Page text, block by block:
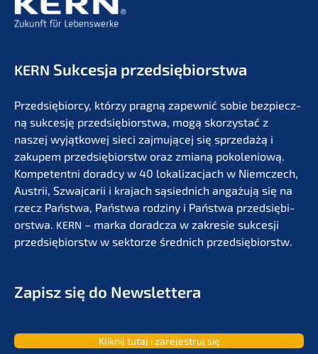
KERN Sukces­ja przedsiębiorstwa
Przedsię­bi­or­cy, którzy pragną zapew­nić sobie bezpiecz­
ną sukces­ję przedsię­bi­orst­wa, mogą skorzystać z
naszej wyjąt­ko­wej sieci zajmu­jącej się sprze­dażą i
zakupem przedsię­bi­orstw oraz zmianą pokolenio­wą.
Kompe­tent­ni dorad­cy w 40 lokali­zac­jach w Niemc­zech,
Austrii, Szwaj­ca­rii i krajach sąsied­nich angażu­ją się na
rzecz Państ­wa, Państ­wa rodzi­ny i Państ­wa przedsię­bi­
orst­wa. KERN – marka dorad­c­za w zakre­sie sukces­ji
przedsię­bi­orstw w sektor­ze średnich przedsiębiorstw.
Zapisz się do Newslettera
Kliknij tutaj i zarejes­truj się